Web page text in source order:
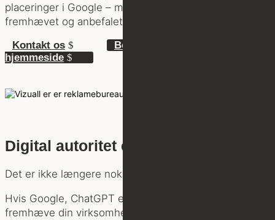
placeringer i Google – men også om at blive forstået,
fremhævet og anbefalet af AI.
Kontakt os
Book en gratis analyse af din
hjemmeside
Digital autoritet er den nye valuta
Det er ikke længere nok at være til stede online.
Hvis Google, ChatGPT eller andre AI-værktøjer skal
fremhæve din virksomhed, skal de først forstå, hvem